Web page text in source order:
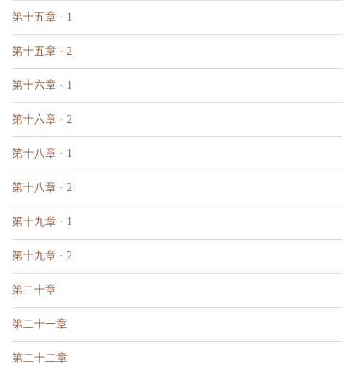
第十五章 · 1
第十五章 · 2
第十六章 · 1
第十六章 · 2
第十八章 · 1
第十八章 · 2
第十九章 · 1
第十九章 · 2
第二十章
第二十一章
第二十二章